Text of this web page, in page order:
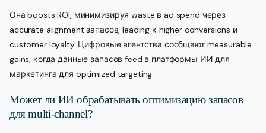
Она boosts ROI, минимизируя waste в ad spend через
accurate alignment запасов, leading к higher conversions и
customer loyalty. Цифровые агентства сообщают measurable
gains, когда данные запасов feed в платформы ИИ для
маркетинга для optimized targeting.
Может ли ИИ обрабатывать оптимизацию запасов
для multi-channel?